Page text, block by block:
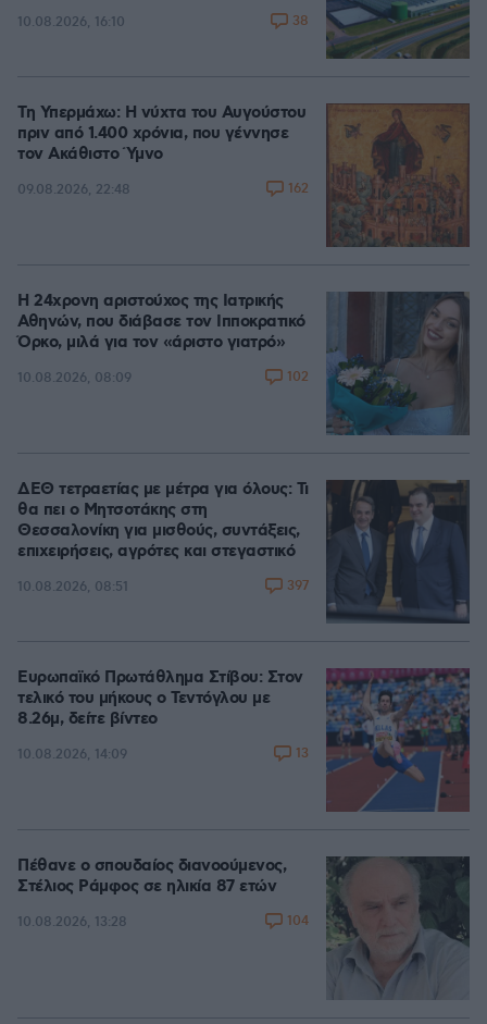
10.08.2026, 16:10 38
Τη Υπερμάχω: Η νύχτα του Αυγούστου
πριν από 1.400 χρόνια, που γέννησε
τον Ακάθιστο Ύμνο
09.08.2026, 22:48 162
Η 24χρονη αριστούχος της Ιατρικής
Αθηνών, που διάβασε τον Ιπποκρατικό
Όρκο, μιλά για τον «άριστο γιατρό»
10.08.2026, 08:09 102
ΔΕΘ τετραετίας με μέτρα για όλους: Τι
θα πει ο Μητσοτάκης στη
Θεσσαλονίκη για μισθούς, συντάξεις,
επιχειρήσεις, αγρότες και στεγαστικό
10.08.2026, 08:51 397
Ευρωπαϊκό Πρωτάθλημα Στίβου: Στον
τελικό του μήκους ο Τεντόγλου με
8.26μ, δείτε βίντεο
10.08.2026, 14:09 13
Πέθανε ο σπουδαίος διανοούμενος,
Στέλιος Ράμφος σε ηλικία 87 ετών
10.08.2026, 13:28 104